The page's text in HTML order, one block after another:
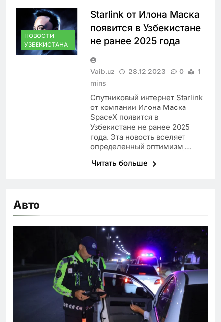
НОВОСТИ
УЗБЕКИСТАНА
Starlink от Илона Маска
появится в Узбекистане
не ранее 2025 года
Vaib.uz 28.12.2023 0
1
mins
Спутниковый интернет Starlink
от компании Илона Маска
SpaceX появится в
Узбекистане не ранее 2025
года. Эта новость вселяет
определенный оптимизм,…
Читать больше
Авто